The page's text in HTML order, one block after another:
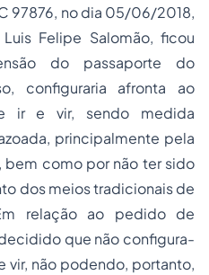
97876, no dia 05/06/2018,
Felipe Salomão, ficou
do passaporte do
configuraria afronta ao
ir e vir, sendo medida
principalmente pela
como por não ter sido
dos meios tradicionais de
relação ao pedido de
que não configura-
vir, não podendo, portanto,